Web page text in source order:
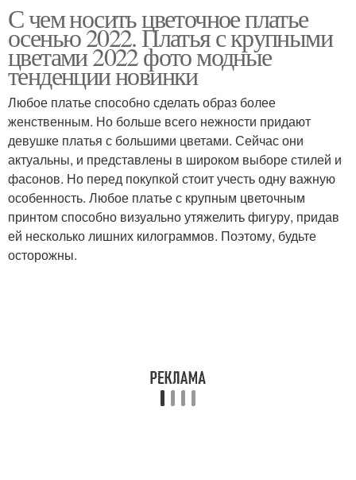
С чем носить цветочное платье
осенью 2022. Платья с крупными
цветами 2022 фото модные
тенденции новинки
Любое платье способно сделать образ более
женственным. Но больше всего нежности придают
девушке платья с большими цветами. Сейчас они
актуальны, и представлены в широком выборе стилей и
фасонов. Но перед покупкой стоит учесть одну важную
особенность. Любое платье с крупным цветочным
принтом способно визуально утяжелить фигуру, придав
ей несколько лишних килограммов. Поэтому, будьте
осторожны.